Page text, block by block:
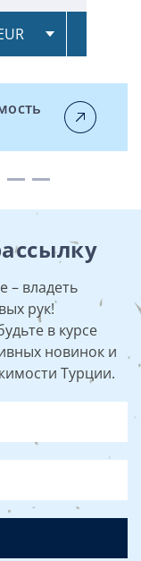
– владеть
рук!
в курсе
новинок и
Турции.